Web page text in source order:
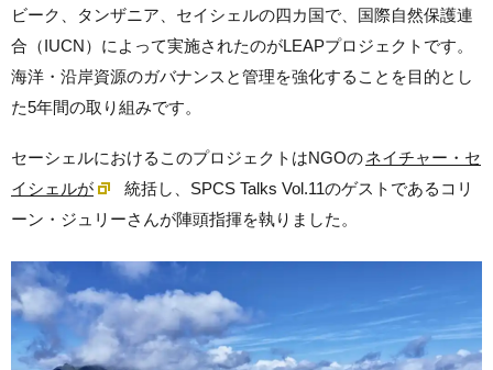
ビーク、タンザニア、セイシェルの四カ国で、国際自然保護連
合（IUCN）によって実施されたのがLEAPプロジェクトです。
海洋・沿岸資源のガバナンスと管理を強化することを目的とし
た5年間の取り組みです。
セーシェルにおけるこのプロジェクトはNGOのネイチャー・セ
イシェルが
統括し、SPCS Talks Vol.11のゲストであるコリ
ーン・ジュリーさんが陣頭指揮を執りました。